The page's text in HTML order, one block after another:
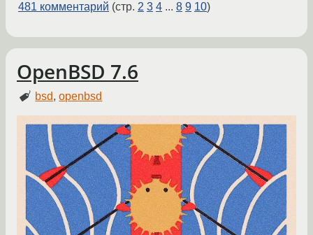
481 комментарий (стр. 2 3 4 ... 8 9 10)
OpenBSD 7.6
bsd,openbsd